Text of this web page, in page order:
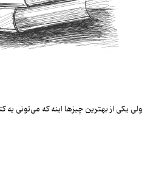
ولی یکی از بهترین چیزها اینه که می‌تونی